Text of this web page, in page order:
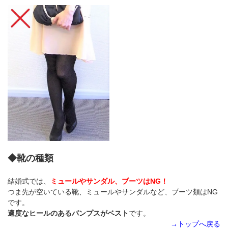
◆靴の種類
結婚式では、
ミュールやサンダル、ブーツはNG！
つま先が空いている靴、ミュールやサンダルなど、ブーツ類はNG
です。
適度なヒールのあるパンプスがベストです。
→トップへ戻る